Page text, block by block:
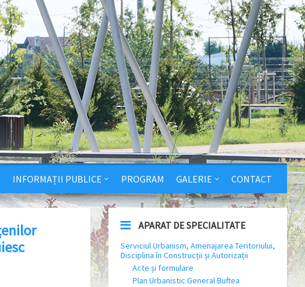
INFORMAȚII PUBLICE PROGRAM GALERIE CONTACT
APARAT DE SPECIALITATE
Serviciul Urbanism, Amenajarea Teritoriului,
Disciplina în Construcții și Autorizații
Acte și formulare
Plan Urbanistic General Buftea